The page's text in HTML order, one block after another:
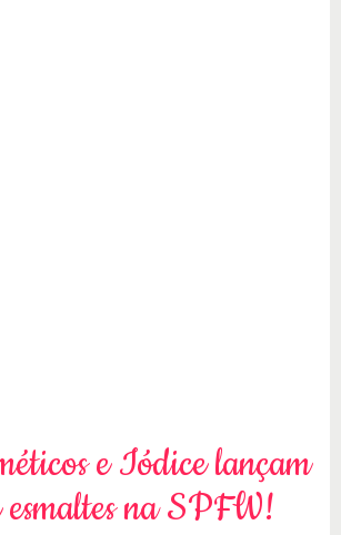
e Iódice lançam
esmaltes na SPFW!